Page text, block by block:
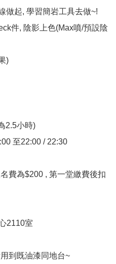
做起, 學習簡岩工具去做~!
件, 陰影上色(Max噴/預設陰
)
2.5小時)
至22:00 / 22:30
費為$200 , 第一堂繳費後扣
2110室
到既油漆同地台~